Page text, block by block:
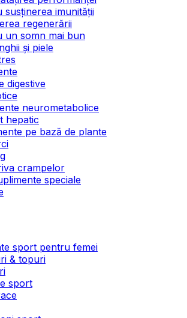
susținerea imunității
regenerării
un somn mai bun
și piele
digestive
neurometabolice
hepatic
pe bază de plante
crampelor
speciale
sport pentru femei
& topuri
sport